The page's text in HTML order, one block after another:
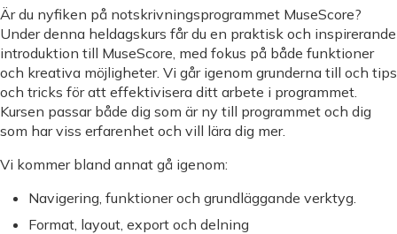
Är du nyfiken på notskrivningsprogrammet MuseScore?
Under denna heldagskurs får du en praktisk och inspirerande
introduktion till MuseScore, med fokus på både funktioner
och kreativa möjligheter. Vi går igenom grunderna till och tips
och tricks för att effektivisera ditt arbete i programmet.
Kursen passar både dig som är ny till programmet och dig
som har viss erfarenhet och vill lära dig mer.
Vi kommer bland annat gå igenom:
Navigering, funktioner och grundläggande verktyg.
Format, layout, export och delning